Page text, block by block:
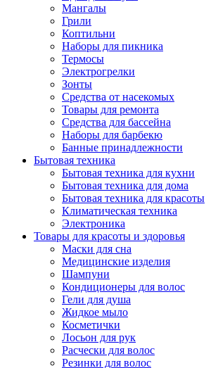
Мангалы
Грили
Коптильни
Наборы для пикника
Термосы
Электрогрелки
Зонты
Средства от насекомых
Товары для ремонта
Средства для бассейна
Наборы для барбекю
Банные принадлежности
Бытовая техника
Бытовая техника для кухни
Бытовая техника для дома
Бытовая техника для красоты
Климатическая техника
Электроника
Товары для красоты и здоровья
Маски для сна
Медицинские изделия
Шампуни
Кондиционеры для волос
Гели для душа
Жидкое мыло
Косметички
Лосьон для рук
Расчески для волос
Резинки для волос